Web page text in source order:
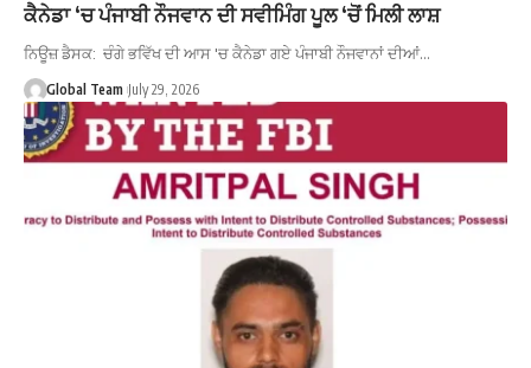
ਕੈਨੇਡਾ ‘ਚ ਪੰਜਾਬੀ ਨੌਜਵਾਨ ਦੀ ਸਵੀਮਿੰਗ ਪੂਲ ‘ਚੋਂ ਮਿਲੀ ਲਾਸ਼
ਨਿਊਜ਼ ਡੈਸਕ: ਚੰਗੇ ਭਵਿੱਖ ਦੀ ਆਸ 'ਚ ਕੈਨੇਡਾ ਗਏ ਪੰਜਾਬੀ ਨੌਜਵਾਨਾਂ ਦੀਆਂ…
Global Team July 29, 2026